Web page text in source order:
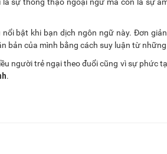
bật khi bạn dịch ngôn ngữ này. Đơn
bản của mình bằng cách suy luận từ
người trẻ ngại theo đuổi cũng vì sự phức
.